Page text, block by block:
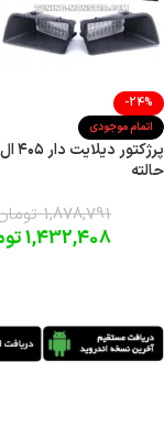
-24%
اتمام موجودی
حالته
1,878,791
1,432,408